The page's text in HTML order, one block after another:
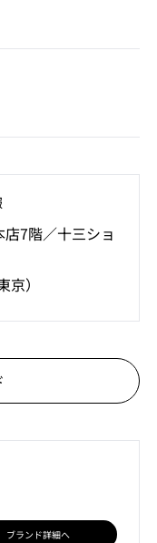
7階／十三ショ
）
ブランド詳細へ